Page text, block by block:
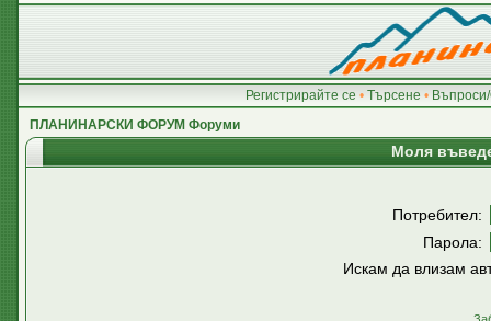
Регистрирайте се • Търсене •
ПЛАНИНАРСКИ ФОРУМ Форуми
Моля
Потребител:
Парола:
Искам да влизам